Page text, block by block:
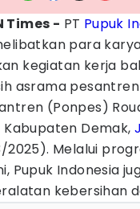
Times - PT Pupuk
para
kegiatan kerja
asrama
(Ponpes)
Demak,
2025). Melalui
Pupuk Indonesia
kebersihan